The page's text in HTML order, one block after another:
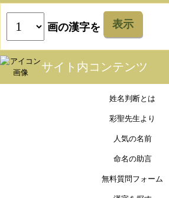
画の漢字を 表示
サイト内コンテンツ
姓名判断とは
彩聖先生より
人気の名前
命名の助言
無料質問フォーム